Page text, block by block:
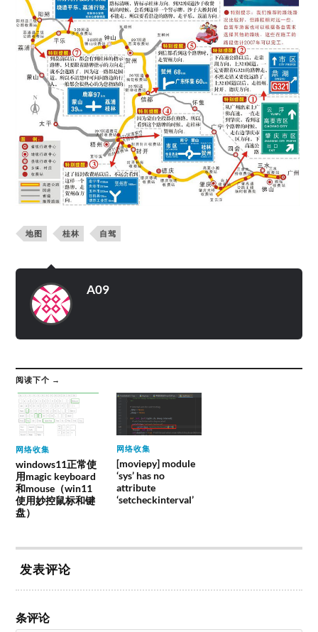
地图 桂林 自驾
A09
阅读下个 →
网络收集
windows11正常使
用magic keyboard
和mouse（win11
使用妙控鼠标和键
盘）
网络收集
[moviepy] module
‘sys’ has no
attribute
‘setcheckinterval’
发表评论
条评论